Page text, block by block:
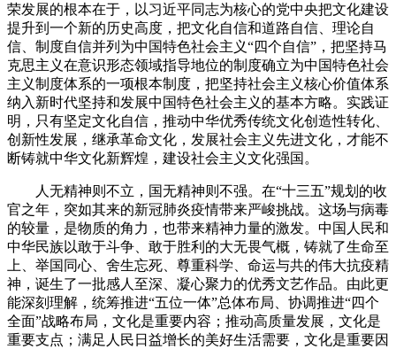
荣发展的根本在于，以习近平同志为核心的党中央把文化建设
提升到一个新的历史高度，把文化自信和道路自信、理论自
信、制度自信并列为中国特色社会主义“四个自信”，把坚持马
克思主义在意识形态领域指导地位的制度确立为中国特色社会
主义制度体系的一项根本制度，把坚持社会主义核心价值体系
纳入新时代坚持和发展中国特色社会主义的基本方略。实践证
明，只有坚定文化自信，推动中华优秀传统文化创造性转化、
创新性发展，继承革命文化，发展社会主义先进文化，才能不
断铸就中华文化新辉煌，建设社会主义文化强国。
人无精神则不立，国无精神则不强。在“十三五”规划的收
官之年，突如其来的新冠肺炎疫情带来严峻挑战。这场与病毒
的较量，是物质的角力，也带来精神力量的激发。中国人民和
中华民族以敢于斗争、敢于胜利的大无畏气概，铸就了生命至
上、举国同心、舍生忘死、尊重科学、命运与共的伟大抗疫精
神，诞生了一批感人至深、凝心聚力的优秀文艺作品。由此更
能深刻理解，统筹推进“五位一体”总体布局、协调推进“四个
全面”战略布局，文化是重要内容；推动高质量发展，文化是
重要支点；满足人民日益增长的美好生活需要，文化是重要因